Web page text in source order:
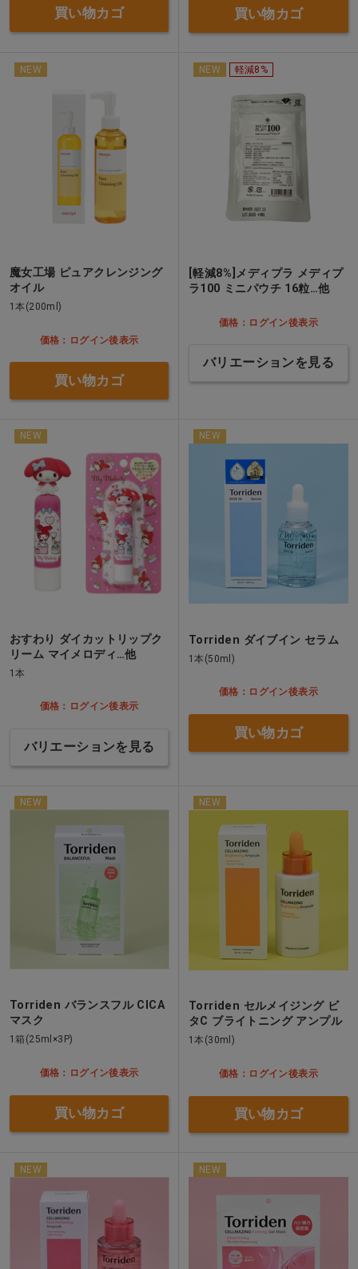
買い物カゴ 買い物カゴ
NEW
魔女工場 ピュアクレンジング
オイル
1本(200ml)
価格：ログイン後表示
買い物カゴ
NEW 軽減8%
[軽減8%]メディプラ メディプ
ラ100 ミニパウチ 16粒…他
価格：ログイン後表示
バリエーションを見る
NEW
おすわり ダイカットリップク
リーム マイメロディ…他
1本
価格：ログイン後表示
バリエーションを見る
NEW
Torriden ダイブイン セラム
1本(50ml)
価格：ログイン後表示
買い物カゴ
NEW
Torriden バランスフル CICA
マスク
1箱(25ml×3P)
価格：ログイン後表示
買い物カゴ
NEW
Torriden セルメイジング ビ
タC ブライトニング アンプル
1本(30ml)
価格：ログイン後表示
買い物カゴ
NEW NEW